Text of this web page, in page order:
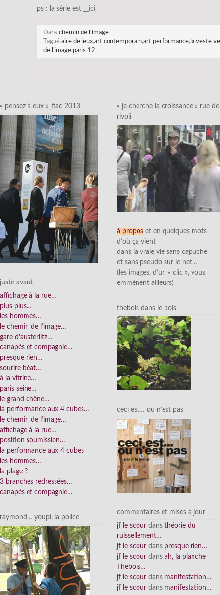
ps : la série est
__ici
Dans chemin de l'image
Tagué aire de jeux,art contemporain,art performance, la veste
de l'image,paris 12
« pensez à eux »_fiac 2013
juste avant
affichage à la rue…
plus plus…
les hommes…
le chemin de l’image…
gare d’austerlitz…
canapés et compagnie…
presque rien…
sourire béat…
à la vitrine…
paris seine…
le grand chêne…
la performance aux 4 cubes…
le chemin de l’image…
affichage à la rue…
position soumission…
la performance aux 4 cubes
les hommes…
la plage ?
3 branches redressées…
canapés et compagnie…
raymond… youpi, la police !
« je cherche la croissance » rue de
rivoli
à propos et en quelques mots
d’où ça vient
dans la vraie vie sans capuche
et sans pseudo sur le net…
(les images, d’un « clic », vous
emmènent ailleurs)
thebois dans le bois
ceci est… ou n’est pas
commentaires et mises à jour
jf le scour dans théorie du
ruissellement…
jf le scour dans presque rien…
jf le scour dans ah, la planche
Thebois…
jf le scour dans manifestation…
jf le scour dans manifestation…